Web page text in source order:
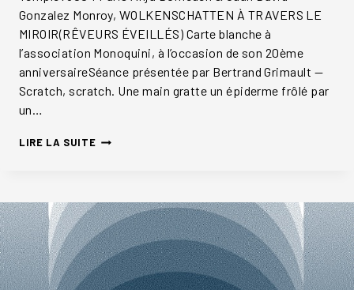
Gonzalez Monroy, WOLKENSCHATTEN À TRAVERS LE
MIROIR(RÊVEURS ÉVEILLÉS) Carte blanche à
l’association Monoquini, à l’occasion de son 20ème
anniversaireSéance présentée par Bertrand Grimault —
Scratch, scratch. Une main gratte un épiderme frôlé par
un…
LIRE LA SUITESCRATCH